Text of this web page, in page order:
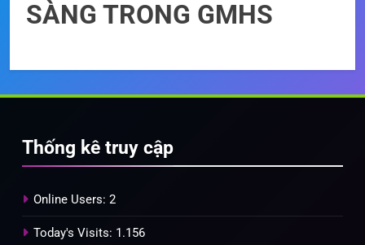
SÀNG TRONG GMHS
Thống kê truy cập
Online Users: 2
Today's Visits: 1.156